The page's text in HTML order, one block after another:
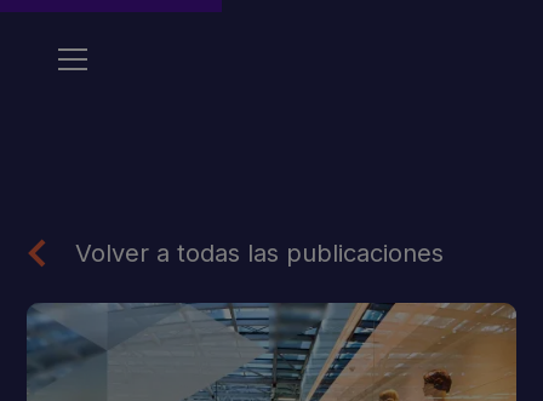
Volver a todas las publicaciones